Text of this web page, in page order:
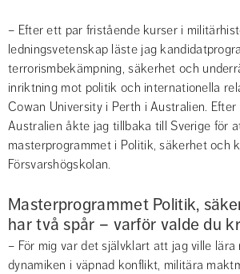
– Efter ett par fristående kurser i
ledningsvetenskap läste jag
terrorismbekämpning, säkerhet och
inriktning mot politik och internationella
Cowan University i Perth i Australien.
Australien åkte jag tillbaka till Sverige för
masterprogrammet i Politik, säkerhet och
Försvarshögskolan.
Masterprogrammet Politik,
har två spår – varför valde du
– För mig var det självklart att jag ville lära
dynamiken i väpnad konflikt, militära